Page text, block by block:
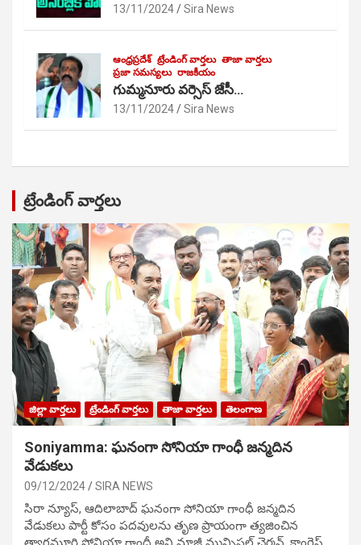
13/11/2024 Sira News
ఆంధ్రప్రదేశ్ ట్రేండింగ్ వార్తలు తాజా వార్తలు
ప్రజా సమస్యలు రాజకీయం
గుమ్మనూరు వర్సెస్ జేసీ…
13/11/2024 Sira News
ట్రేండింగ్ వార్తలు
జిల్లా వార్తలు ట్రేండింగ్ వార్తలు తాజా వార్తలు తెలంగాణ
Soniyamma: ఘ‌నంగా సోనియా గాంధీ జ‌న్మ‌దిన
వేడుక‌లు
09/12/2024 SIRA NEWS
సిరా న్యూస్, ఆదిలాబాద్ ఘ‌నంగా సోనియా గాంధీ జ‌న్మ‌దిన
వేడుక‌లు పార్టీ కోసం ప‌ద‌వుల‌ను తృణ ప్రాయంగా త్య‌జించిన